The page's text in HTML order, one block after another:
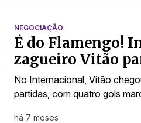
NEGOCIAÇÃO
É do Flamengo!
zagueiro Vitão
No Internacional, Vitão
partidas, com quatro gols
há 7 meses